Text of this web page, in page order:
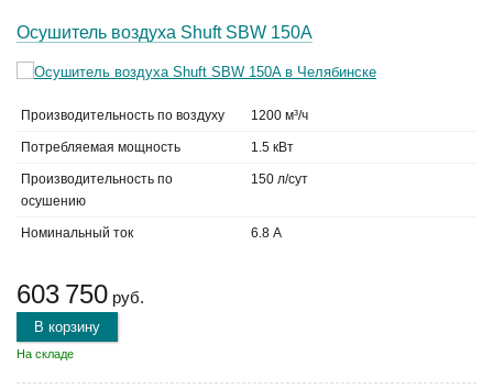
Осушитель воздуха Shuft SBW 150A
Производительность по воздуху 1200 м³/ч
Потребляемая мощность 1.5 кВт
Производительность по
осушению
150 л/сут
Номинальный ток 6.8 А
603 750 руб.
В корзину
На складе